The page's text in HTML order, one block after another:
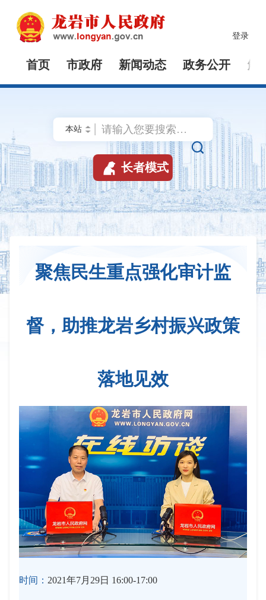
登录
首页 市政府 新闻动态 政务公开 解

 长者模式
聚焦民生重点强化审计监
督，助推龙岩乡村振兴政策
落地见效
时间： 2021年7月29日 16:00-17:00